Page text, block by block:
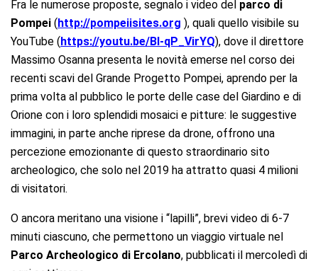
Fra le numerose proposte, segnalo i video del parco di
Pompei (http://pompeiisites.org ), quali quello visibile su
YouTube (https://youtu.be/BI-qP_VirYQ), dove il direttore
Massimo Osanna presenta le novità emerse nel corso dei
recenti scavi del Grande Progetto Pompei, aprendo per la
prima volta al pubblico le porte delle case del Giardino e di
Orione con i loro splendidi mosaici e pitture: le suggestive
immagini, in parte anche riprese da drone, offrono una
percezione emozionante di questo straordinario sito
archeologico, che solo nel 2019 ha attratto quasi 4 milioni
di visitatori.
O ancora meritano una visione i “lapilli”, brevi video di 6-7
minuti ciascuno, che permettono un viaggio virtuale nel
Parco Archeologico di Ercolano, pubblicati il mercoledì di